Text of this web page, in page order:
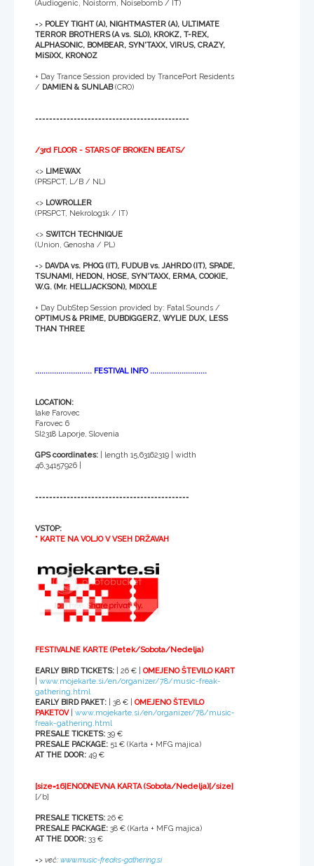
(Audiogenic, Noistorm, Noisebomb / IT)
=> POLEY TIGHT (A), NIGHTMASTER (A), ULTIMATE
TERROR BROTHERS (A vs. SLO), KROKZ, T-REX,
ALPHASONIC, BOMBEAR, SYN'TAXX, VIRUS, CRAZY,
MiSiXX, KRONOZ
+ Day Trance Session provided by TrancePort Residents
/ DAMIEN & SUNLAB(CRO)
============================================
/3rd FLOOR - STARS OF BROKEN BEATS/
<> LIMEWAX
(PRSPCT, L/B / NL)
<> LOWROLLER
(PRSPCT, Nekrolog1k / IT)
<> SWITCH TECHNIQUE
(Union, Genosha / PL)
=> DAVDA vs. PHOG (IT), FUDUB vs. JAHRDO (IT), SPADE,
TSUNAMI, HEDON, HOSE, SYN'TAXX, ERMA, COOKIE,
W.G. (Mr. HELLJACKSON), MIXXLE
+ Day DubStep Session provided by: Fatal Sounds /
OPTIMUS & PRIME, DUBDIGGERZ, WYLIE DUX, LESS
THAN THREE
........................... FESTIVAL INFO ...........................
LOCATION:
lake Farovec
Farovec 6
SI2318 Laporje, Slovenia
GPS coordinates: | length 15,63162319 | width
46,34157926 |
============================================
VSTOP:
* KARTE NA VOLJO V VSEH DRŽAVAH
FESTIVALNE KARTE (Petek/Sobota/Nedelja)
EARLY BIRD TICKETS: | 26 € | OMEJENO ŠTEVILO KART
www.mojekarte.si/en/organizer/78/music-freak-
gathering.html
EARLY BIRD PAKET: | 38 € | OMEJENO ŠTEVILO
PAKETOV| www.mojekarte.si/en/organizer/78/music-
freak-gathering.html
PRESALE TICKETS: 39 €
PRESALE PACKAGE: 51 € (Karta + MFG majica)
AT THE DOOR: 49 €
[size=16]ENODNEVNA KARTA (Sobota/Nedelja)[/size]
[/b]
PRESALE TICKETS: 26 €
PRESALE PACKAGE: 38 € (Karta + MFG majica)
AT THE DOOR: 33 €
=> več: www.music-freaks-gathering.si